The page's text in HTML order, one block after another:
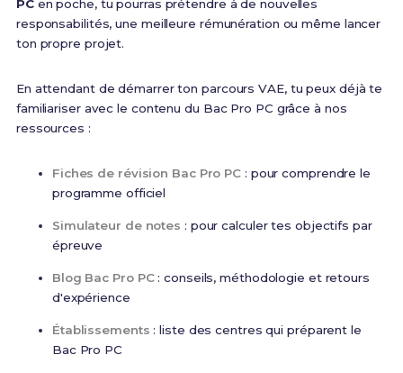
PCen poche, tu pourras prétendre à de nouvelles
responsabilités, une meilleure rémunération ou même lancer
ton propre projet.
En attendant de démarrer ton parcours VAE, tu peux déjà te
familiariser avec le contenu du Bac Pro PC grâce à nos
ressources :
Fiches de révision Bac Pro PC : pour comprendre le
programme officiel
Simulateur de notes : pour calculer tes objectifs par
épreuve
Blog Bac Pro PC: conseils, méthodologie et retours
d'expérience
Établissements : liste des centres qui préparent le
Bac Pro PC